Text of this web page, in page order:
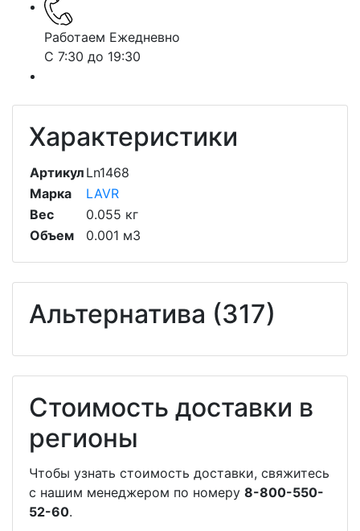
Работаем Ежедневно
С 7:30 до 19:30
Характеристики
Артикул Ln1468
Марка
LAVR
Вес
0.055 кг
Объем
0.001 м3
Альтернатива (317)
Стоимость доставки в
регионы
Чтобы узнать стоимость доставки, свяжитесь
с нашим менеджером по номеру 8-800-550-
52-60.